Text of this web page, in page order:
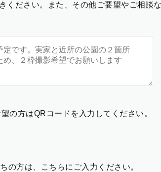
ください。また、その他ご要望やご相談
の方はQRコードを入力してください。
の方は、こちらにご入力ください。